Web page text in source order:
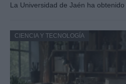
La Universidad de Jaén ha
CIENCIA Y TECNOLOGÍA